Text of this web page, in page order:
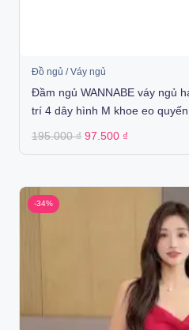
Đồ ngủ / Váy ngủ
Đầm ngủ WANNABE váy ngủ
trí 4 dây hình M khoe eo
195.000₫ Original
was:
97.500 ₫
is:
-34%